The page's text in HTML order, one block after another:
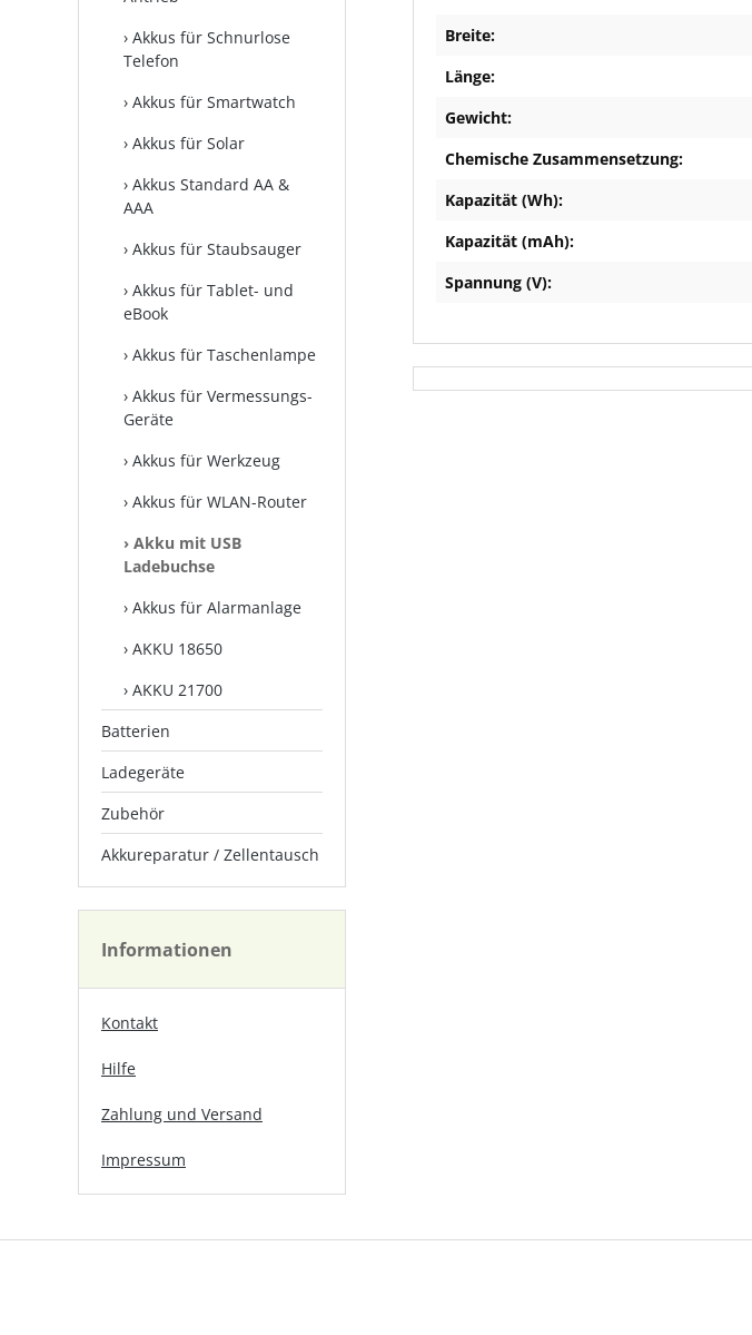
Akkus für Schnurlose
Telefon
Akkus für Smartwatch
Akkus für Solar
Akkus Standard AA &
AAA
Akkus für Staubsauger
Akkus für Tablet- und
eBook
Akkus für Taschenlampe
Akkus für Vermessungs-
Geräte
Akkus für Werkzeug
Akkus für WLAN-Router
Akku mit USB
Ladebuchse
Akkus für Alarmanlage
AKKU 18650
AKKU 21700
Batterien
Ladegeräte
Zubehör
Akkureparatur / Zellentausch
Informationen
Kontakt
Hilfe
Zahlung und Versand
Impressum
Breite:
Länge:
Gewicht:
Chemische Zusammensetzung:
Kapazität (Wh):
Kapazität (mAh):
Spannung (V):